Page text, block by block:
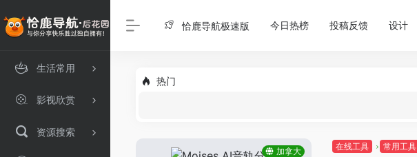
生活常用
影视欣赏
资源搜索
恰鹿导航极速版 今日热榜 投稿反馈 设计
热门
加拿大 在线工具 常用工具